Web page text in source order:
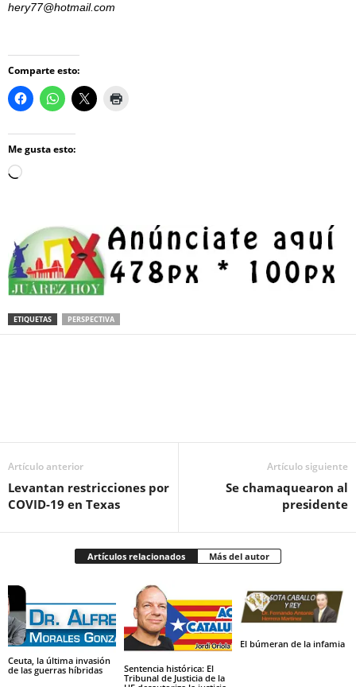
hery77@hotmail.com
Comparte esto:
Me gusta esto:
Loading…
ETIQUETAS PERSPECTIVA
Artículo anterior
Levantan restricciones por
COVID-19 en Texas
Artículo siguiente
Se chamaquearon al
presidente
Artículos relacionados Más del autor
Ceuta, la última invasión
de las guerras híbridas
Sentencia histórica: El
Tribunal de Justicia de la
El búmeran de la infamia